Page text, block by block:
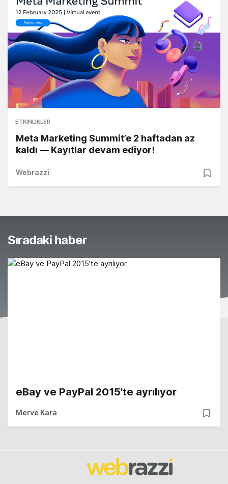
ETKINLIKLER
Meta Marketing Summit’e 2 haftadan az
kaldı — Kayıtlar devam ediyor!
Webrazzi
Sıradaki haber
eBay ve PayPal 2015'te ayrılıyor
Merve Kara